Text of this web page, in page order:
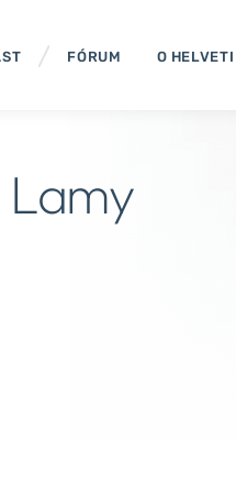
FÓRUM O